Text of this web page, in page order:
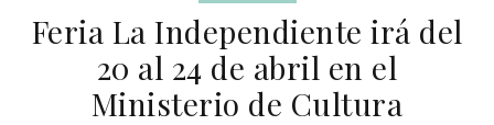
Feria La Independiente irá del
20 al 24 de abril en el
Ministerio de Cultura